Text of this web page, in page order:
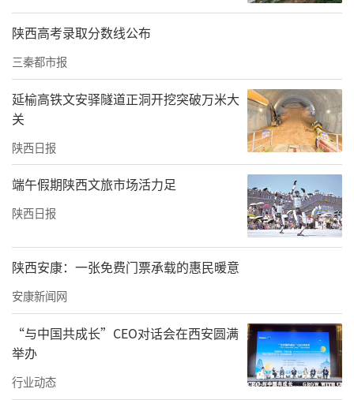
要部分。加入征途后，车队给她配备了公路自
行车、骑行服、头盔等一整套的专业骑行装
备。从这一刻起，李雅泽不再只是凭着喜好、
随性出发的“野路子”骑法，她开始适应更贴
合自身状态的科学化训练节奏。
陕西高考录取分数线公布
三秦都市报
延榆高铁文安驿隧道正洞开挖突破万米大
关
陕西日报
端午假期陕西文旅市场活力足
陕西日报
陕西安康：一张免费门票承载的惠民暖意
安康新闻网
“与中国共成长”CEO对话会在西安圆满
举办
行业动态